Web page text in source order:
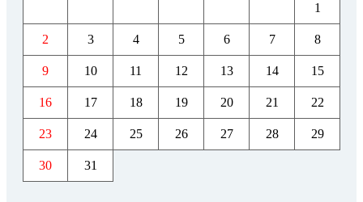
1
2 3 4 5 6 7 8
9 10 11 12 13 14 15
16 17 18 19 20 21 22
23 24 25 26 27 28 29
30 31